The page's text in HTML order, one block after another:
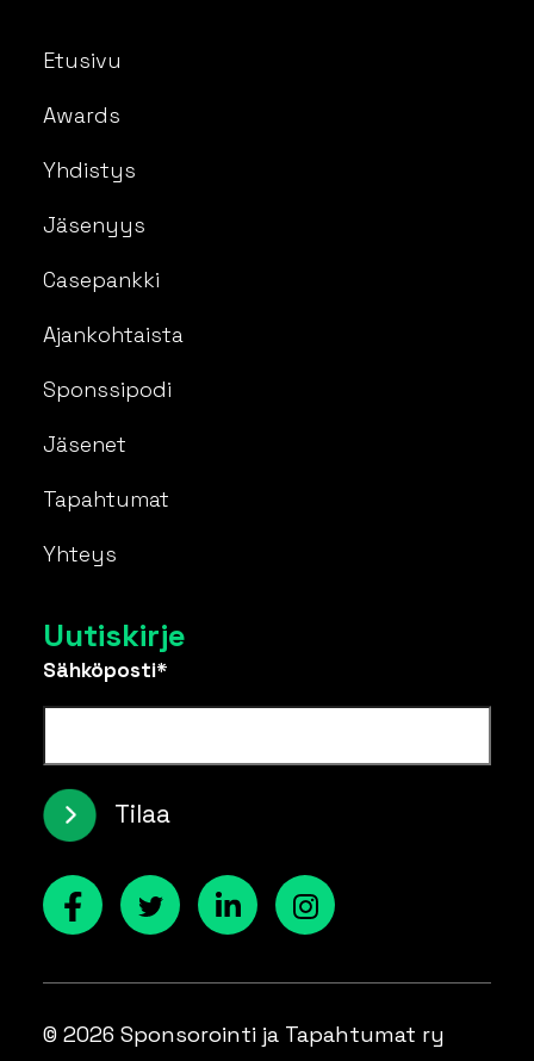
Etusivu
Awards
Yhdistys
Jäsenyys
Casepankki
Ajankohtaista
Sponssipodi
Jäsenet
Tapahtumat
Yhteys
Uutiskirje
Sähköposti*
Tilaa
© 2026 Sponsorointi ja Tapahtumat ry